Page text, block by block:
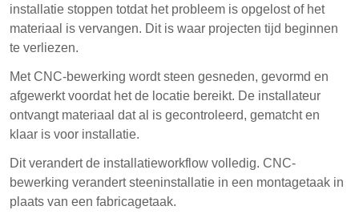
installatie stoppen totdat het probleem is opgelost of het
materiaal is vervangen. Dit is waar projecten tijd beginnen
te verliezen.
Met CNC-bewerking wordt steen gesneden, gevormd en
afgewerkt voordat het de locatie bereikt. De installateur
ontvangt materiaal dat al is gecontroleerd, gematcht en
klaar is voor installatie.
Dit verandert de installatieworkflow volledig. CNC-
bewerking verandert steeninstallatie in een montagetaak in
plaats van een fabricagetaak.